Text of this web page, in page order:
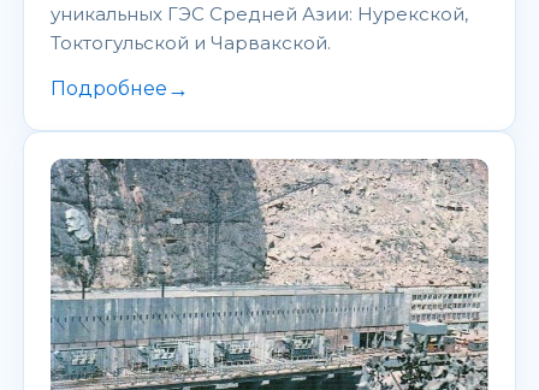
уникальных ГЭС Средней Азии: Нурекской,
Токтогульской и Чарвакской.
Подробнее →